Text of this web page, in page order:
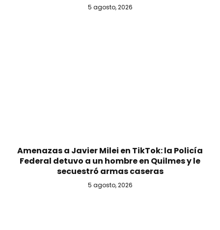
5 agosto, 2026
Amenazas a Javier Milei en TikTok: la Policía
Federal detuvo a un hombre en Quilmes y le
secuestró armas caseras
5 agosto, 2026